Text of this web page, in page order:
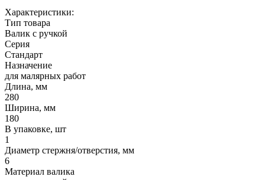
Характеристики:
Тип товара
Валик с ручкой
Серия
Стандарт
Назначение
для малярных работ
Длина, мм
280
Ширина, мм
180
В упаковке, шт
1
Диаметр стержня/отверстия, мм
6
Материал валика